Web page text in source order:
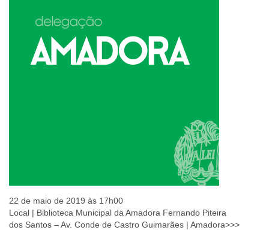
22 de maio de 2019 às 17h00
Local | Biblioteca Municipal da Amadora Fernando Piteira
dos Santos – Av. Conde de Castro Guimarães | Amadora>>>